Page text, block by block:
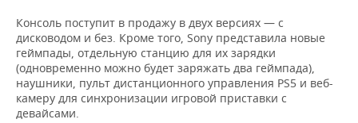
ОТКРЫТАЯ ЛЕКЦИЯ
БАСКЕТБОЛ
ВОЛЕЙБОЛ
КИБЕРСПОРТ
ИНФРАСТРУКТУРА
ИСТОРИЯ
КУЛЬТУРА
СПРАВОЧНИК
СПИСОК ПЕРСОН
СПИСОК КОМПАНИЙ
ПОЛНАЯ ВЕРСИЯ
Консоль поступит в продажу в двух версиях — с
дисководом и без. Кроме того, Sony представила новые
геймпады, отдельную станцию для их зарядки
(одновременно можно будет заряжать два геймпада),
наушники, пульт дистанционного управления PS5 и веб-
камеру для синхронизации игровой приставки с
девайсами.